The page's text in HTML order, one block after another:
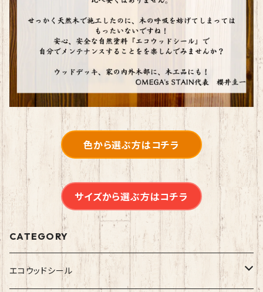
色から選ぶ方はコチラ
サイズから選ぶ方はコチラ
CATEGORY
エコウッドシール